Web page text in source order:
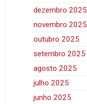
dezembro 2025
novembro 2025
outubro 2025
setembro 2025
agosto 2025
julho 2025
junho 2025